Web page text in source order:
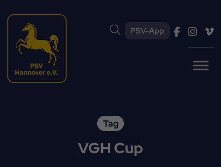
PSV-App
Tag
VGH Cup